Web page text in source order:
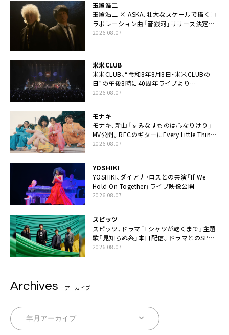
玉置浩二
玉置浩二 × ASKA、壮大なスケールで描くコ
ラボレーション曲「音銀河」リリース決定。
カップリングには新曲「命の宿り」収録も
2026.08.07
米米CLUB
米米CLUB、“令和8年8月8日・米米CLUBの
日”の午後8時に40周年ライブより
「FANtachy medley」を88年限定公開
2026.08.07
モナキ
モナキ、新曲「すみなすものは心なりけり」
MV公開。RECのギターにEvery Little Thing・
伊藤一朗参加も
2026.08.07
YOSHIKI
YOSHIKI、ダイアナ・ロスとの共演「If We
Hold On Together」ライブ映像公開
2026.08.07
スピッツ
スピッツ、ドラマ『Tシャツが乾くまで』主題
歌「見知らぬ糸」本日配信。ドラマとのSPコ
ラボムービー公開も
2026.08.07
Archives アーカイブ